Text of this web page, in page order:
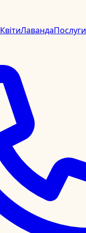
КвітиЛавандаПослуги